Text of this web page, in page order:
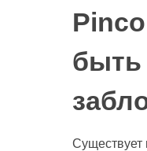
быть
Существует